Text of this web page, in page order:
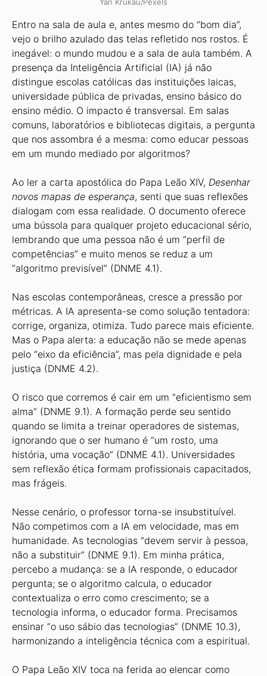
Entro na sala de aula e, antes mesmo do “bom dia”,
vejo o brilho azulado das telas refletido nos rostos. É
inegável: o mundo mudou e a sala de aula também. A
presença da Inteligência Artificial (IA) já não
distingue escolas católicas das instituições laicas,
universidade pública de privadas, ensino básico do
ensino médio. O impacto é transversal. Em salas
comuns, laboratórios e bibliotecas digitais, a pergunta
que nos assombra é a mesma: como educar pessoas
em um mundo mediado por algoritmos?
Ao ler a carta apostólica do Papa Leão XIV, Desenhar
novos mapas de esperança, senti que suas reflexões
dialogam com essa realidade. O documento oferece
uma bússola para qualquer projeto educacional sério,
lembrando que uma pessoa não é um “perfil de
competências” e muito menos se reduz a um
“algoritmo previsível” (DNME 4.1).
Nas escolas contemporâneas, cresce a pressão por
métricas. A IA apresenta-se como solução tentadora:
corrige, organiza, otimiza. Tudo parece mais eficiente.
Mas o Papa alerta: a educação não se mede apenas
pelo “eixo da eficiência”, mas pela dignidade e pela
justiça (DNME 4.2).
O risco que corremos é cair em um “eficientismo sem
alma” (DNME 9.1). A formação perde seu sentido
quando se limita a treinar operadores de sistemas,
ignorando que o ser humano é “um rosto, uma
história, uma vocação” (DNME 4.1). Universidades
sem reflexão ética formam profissionais capacitados,
mas frágeis.
Nesse cenário, o professor torna-se insubstituível.
Não competimos com a IA em velocidade, mas em
humanidade. As tecnologias “devem servir à pessoa,
não a substituir” (DNME 9.1). Em minha prática,
percebo a mudança: se a IA responde, o educador
pergunta; se o algoritmo calcula, o educador
contextualiza o erro como crescimento; se a
tecnologia informa, o educador forma. Precisamos
ensinar “o uso sábio das tecnologias” (DNME 10.3),
harmonizando a inteligência técnica com a espiritual.
O Papa Leão XIV toca na ferida ao elencar como